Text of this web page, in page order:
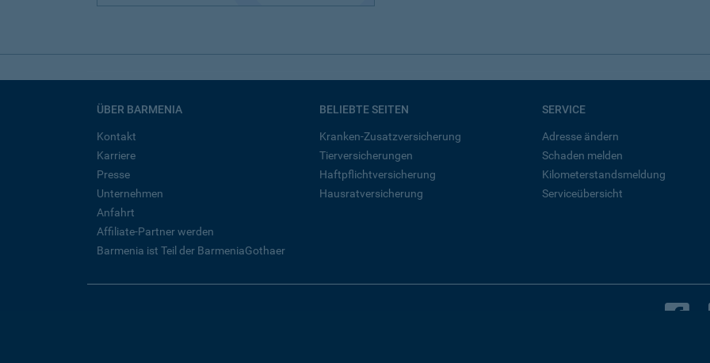
ÜBER BARMENIA
Kontakt
Karriere
Presse
Unternehmen
Anfahrt
Affiliate-Partner werden
Barmenia ist Teil der BarmeniaGothaer
BELIEBTE SEITEN
Kranken-Zusatzversicherung
Tierversicherungen
Haftpflichtversicherung
Hausratversicherung
SERVICE
Adresse ändern
Schaden melden
Kilometerstandsmeldung
Serviceübersicht